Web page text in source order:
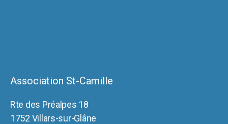
Association St-Camille
Rte des Préalpes 18
1752 Villars-sur-Glâne